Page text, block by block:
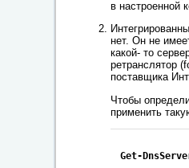
в настроенной
нет. Он не
какой- то
ретранслятор
поставщика
Чтобы
применить
Get-